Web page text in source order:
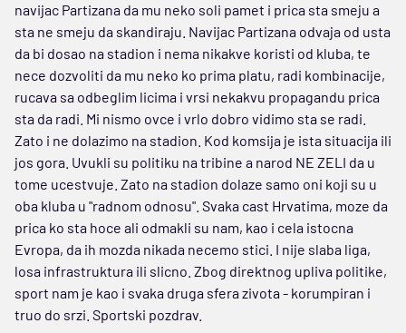
navijac Partizana da mu neko soli pamet i prica sta smeju a
sta ne smeju da skandiraju. Navijac Partizana odvaja od usta
da bi dosao na stadion i nema nikakve koristi od kluba, te
nece dozvoliti da mu neko ko prima platu, radi kombinacije,
rucava sa odbeglim licima i vrsi nekakvu propagandu prica
sta da radi. Mi nismo ovce i vrlo dobro vidimo sta se radi.
Zato i ne dolazimo na stadion. Kod komsija je ista situacija ili
jos gora. Uvukli su politiku na tribine a narod NE ZELI da u
tome ucestvuje. Zato na stadion dolaze samo oni koji su u
oba kluba u "radnom odnosu". Svaka cast Hrvatima, moze da
prica ko sta hoce ali odmakli su nam, kao i cela istocna
Evropa, da ih mozda nikada necemo stici. I nije slaba liga,
losa infrastruktura ili slicno. Zbog direktnog upliva politike,
sport nam je kao i svaka druga sfera zivota - korumpiran i
truo do srzi. Sportski pozdrav.